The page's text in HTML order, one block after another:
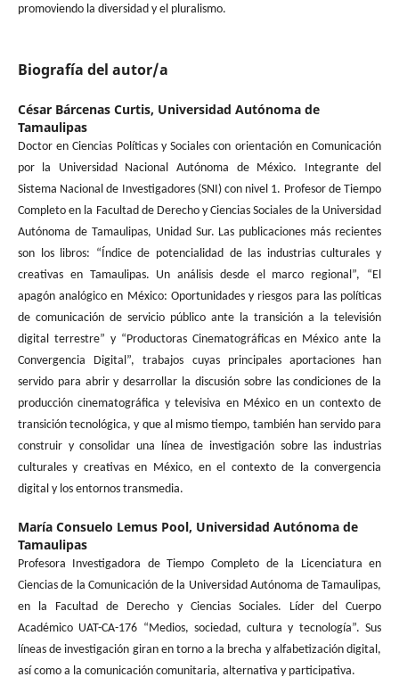
promoviendo la diversidad y el pluralismo.
Biografía del autor/a
César Bárcenas Curtis, Universidad Autónoma de
Tamaulipas
Doctor en Ciencias Políticas y Sociales con orientación en Comunicación
por la Universidad Nacional Autónoma de México. Integrante del
Sistema Nacional de Investigadores (SNI) con nivel 1. Profesor de Tiempo
Completo en la Facultad de Derecho y Ciencias Sociales de la Universidad
Autónoma de Tamaulipas, Unidad Sur. Las publicaciones más recientes
son los libros: “Índice de potencialidad de las industrias culturales y
creativas en Tamaulipas. Un análisis desde el marco regional”, “El
apagón analógico en México: Oportunidades y riesgos para las políticas
de comunicación de servicio público ante la transición a la televisión
digital terrestre” y “Productoras Cinematográficas en México ante la
Convergencia Digital”, trabajos cuyas principales aportaciones han
servido para abrir y desarrollar la discusión sobre las condiciones de la
producción cinematográfica y televisiva en México en un contexto de
transición tecnológica, y que al mismo tiempo, también han servido para
construir y consolidar una línea de investigación sobre las industrias
culturales y creativas en México, en el contexto de la convergencia
digital y los entornos transmedia.
María Consuelo Lemus Pool, Universidad Autónoma de
Tamaulipas
Profesora Investigadora de Tiempo Completo de la Licenciatura en
Ciencias de la Comunicación de la Universidad Autónoma de Tamaulipas,
en la Facultad de Derecho y Ciencias Sociales. Líder del Cuerpo
Académico UAT-CA-176 “Medios, sociedad, cultura y tecnología”. Sus
líneas de investigación giran en torno a la brecha y alfabetización digital,
así como a la comunicación comunitaria, alternativa y participativa.